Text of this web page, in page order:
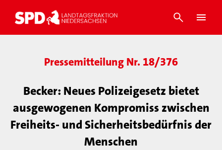
Pressemitteilung Nr. 18/376
Becker: Neues Polizeigesetz bietet
ausgewogenen Kompromiss zwischen
Freiheits- und Sicherheitsbedürfnis der
Menschen